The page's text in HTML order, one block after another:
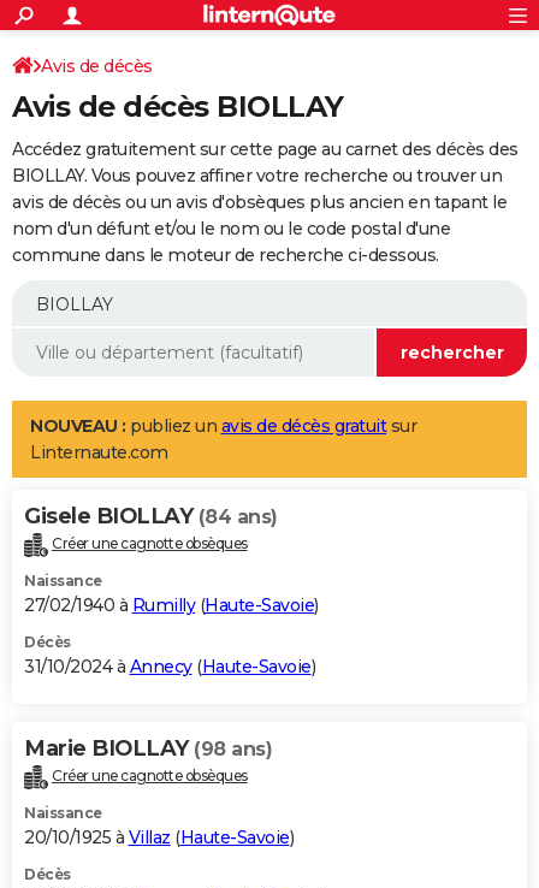
ACTUALITÉS
Politique
Société
Faits Divers
Education
Monde
Villes
+
SPORT
Coupe du monde 2026
Football
Tennis
Cyclisme
Rugby
Forum
Programme TV
TNT
Streaming
Cinéma
Sorties cinéma
Musique
+
FINANCE
Retraite
Epargne
Immobilier
Risques naturels par ville
Banque
Assurance
AUTO
Essais
Réserver un essai
Citadines
Berlines
SUV
Forum auto
+
Mobiles
Meilleur smartphone
Internet
Ordinateurs
Jeux vidéo
Guide high-tech
Aménagement intérieur
LIFESTYLE
Art de vivre
Bien-être
Loisirs
Mode
Modes de vie
Alimentation
Guide de la santé
Maladies
Médicaments
Sommeil
VOYAGE
Destinations
City break
Voyage nature
Voyage de noces
Forum
Climat
+PHOTO
GUIDES D'ACHAT
BONS PLANS
Carte de Noël
Carte Bonne année
Carte Saint-Valentin
Carte Pâques
Carte d'anniversaire
DICTIONNAIRE
Dictionnaire
Biographies
Citations
Expressions
Proverbes
PROGRAMME TV
Avis de décès
Avis de décès BIOLLAY
Accédez gratuitement sur cette page au carnet des décès des
BIOLLAY. Vous pouvez affiner votre recherche ou trouver un
avis de décès ou un avis d'obsèques plus ancien en tapant le
nom d'un défunt et/ou le nom ou le code postal d'une
commune dans le moteur de recherche ci-dessous.
NOUVEAU : publiez un avis de décès gratuitsur
Linternaute.com
Gisele BIOLLAY (84 ans)
Créer une cagnotte obsèques
Naissance
27/02/1940 à Rumilly(Haute-Savoie)
Décès
31/10/2024 à Annecy(Haute-Savoie)
Marie BIOLLAY (98 ans)
Créer une cagnotte obsèques
Naissance
20/10/1925 à Villaz (Haute-Savoie)
Décès